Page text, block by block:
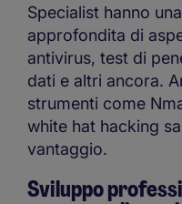
Specialist hanno
approfondita di
antivirus, test di
dati e altri ancora.
strumenti come
white hat hacking
vantaggio.
Sviluppo